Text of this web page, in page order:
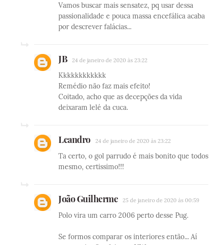
Vamos buscar mais sensatez, pq usar dessa
passionalidade e pouca massa encefálica acaba
por descrever falácias...
JB 24 de janeiro de 2020 às 23:22
Kkkkkkkkkkkk
Remédio não faz mais efeito!
Coitado, acho que as decepções da vida
deixaram lelé da cuca.
Leandro 24 de janeiro de 2020 às 23:22
Ta certo, o gol parrudo é mais bonito que todos
mesmo, certissimo!!!
João Guilherme 25 de janeiro de 2020 às 00:59
Polo vira um carro 2006 perto desse Pug.
Se formos comparar os interiores então... Aí